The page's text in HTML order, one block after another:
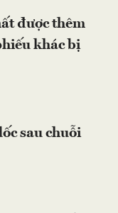
được thêm
khác bị
sau chuỗi